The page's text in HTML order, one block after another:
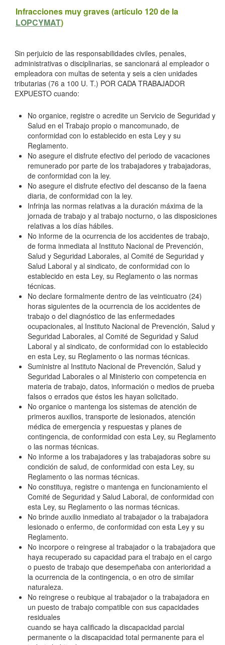
Infracciones muy graves (artículo 120 de la
LOPCYMAT)
Sin perjuicio de las responsabilidades civiles, penales,
administrativas o disciplinarias, se sancionará al empleador o
empleadora con multas de setenta y seis a cien unidades
tributarias (76 a 100 U. T.) POR CADA TRABAJADOR
EXPUESTO cuando:
No organice, registre o acredite un Servicio de Seguridad y
Salud en el Trabajo propio o mancomunado, de
conformidad con lo establecido en esta Ley y su
Reglamento.
No asegure el disfrute efectivo del periodo de vacaciones
remunerado por parte de los trabajadores y trabajadoras,
de conformidad con la ley.
No asegure el disfrute efectivo del descanso de la faena
diaria, de conformidad con la ley.
Infrinja las normas relativas a la duración máxima de la
jornada de trabajo y al trabajo nocturno, o las disposiciones
relativas a los días hábiles.
No informe de la ocurrencia de los accidentes de trabajo,
de forma inmediata al Instituto Nacional de Prevención,
Salud y Seguridad Laborales, al Comité de Seguridad y
Salud Laboral y al sindicato, de conformidad con lo
establecido en esta Ley, su Reglamento o las normas
técnicas.
No declare formalmente dentro de las veinticuatro (24)
horas siguientes de la ocurrencia de los accidentes de
trabajo o del diagnóstico de las enfermedades
ocupacionales, al Instituto Nacional de Prevención, Salud y
Seguridad Laborales, al Comité de Seguridad y Salud
Laboral y al sindicato, de conformidad con lo establecido
en esta Ley, su Reglamento o las normas técnicas.
Suministre al Instituto Nacional de Prevención, Salud y
Seguridad Laborales o al Ministerio con competencia en
materia de trabajo, datos, información o medios de prueba
falsos o errados que éstos les hayan solicitado.
No organice o mantenga los sistemas de atención de
primeros auxilios, transporte de lesionados, atención
médica de emergencia y respuestas y planes de
contingencia, de conformidad con esta Ley, su Reglamento
o las normas técnicas.
No informe a los trabajadores y las trabajadoras sobre su
condición de salud, de conformidad con esta Ley, su
Reglamento o las normas técnicas.
No constituya, registre o mantenga en funcionamiento el
Comité de Seguridad y Salud Laboral, de conformidad con
esta Ley, su Reglamento o las normas técnicas.
No brinde auxilio inmediato al trabajador o la trabajadora
lesionado o enfermo, de conformidad con esta Ley y su
Reglamento.
No incorpore o reingrese al trabajador o la trabajadora que
haya recuperado su capacidad para el trabajo en el cargo
o puesto de trabajo que desempeñaba con anterioridad a
la ocurrencia de la contingencia, o en otro de similar
naturaleza.
No reingrese o reubique al trabajador o la trabajadora en
un puesto de trabajo compatible con sus capacidades
residuales
cuando se haya calificado la discapacidad parcial
permanente o la discapacidad total permanente para el